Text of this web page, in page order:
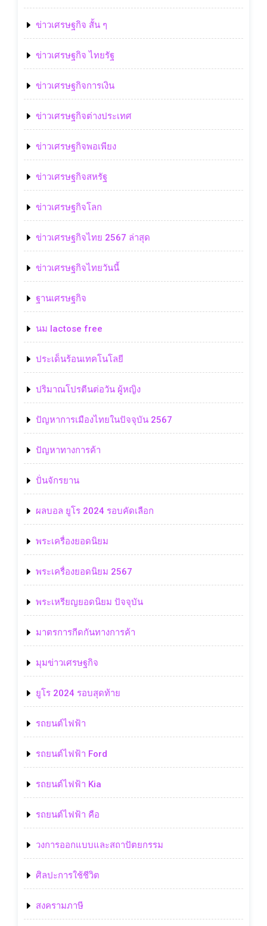
ข่าวเศรษฐกิจ สั้น ๆ
ข่าวเศรษฐกิจ ไทยรัฐ
ข่าวเศรษฐกิจการเงิน
ข่าวเศรษฐกิจต่างประเทศ
ข่าวเศรษฐกิจพอเพียง
ข่าวเศรษฐกิจสหรัฐ
ข่าวเศรษฐกิจโลก
ข่าวเศรษฐกิจไทย 2567 ล่าสุด
ข่าวเศรษฐกิจไทยวันนี้
ฐานเศรษฐกิจ
นม lactose free
ประเด็นร้อนเทคโนโลยี
ปริมาณโปรตีนต่อวัน ผู้หญิง
ปัญหาการเมืองไทยในปัจจุบัน 2567
ปัญหาทางการค้า
ปั่นจักรยาน
ผลบอล ยูโร 2024 รอบคัดเลือก
พระเครื่องยอดนิยม
พระเครื่องยอดนิยม 2567
พระเหรียญยอดนิยม ปัจจุบัน
มาตรการกีดกันทางการค้า
มุมข่าวเศรษฐกิจ
ยูโร 2024 รอบสุดท้าย
รถยนต์ไฟฟ้า
รถยนต์ไฟฟ้า Ford
รถยนต์ไฟฟ้า Kia
รถยนต์ไฟฟ้า คือ
วงการออกแบบและสถาปัตยกรรม
ศิลปะการใช้ชีวิต
สงครามภาษี